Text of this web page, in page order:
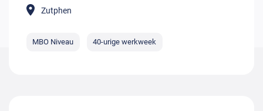
Zutphen
MBO Niveau 40-urige werkweek